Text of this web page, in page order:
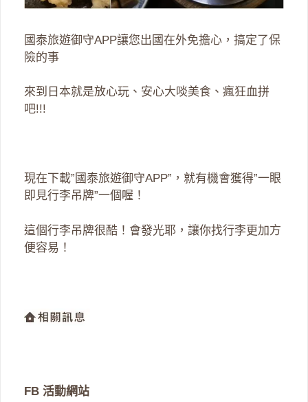
國泰旅遊御守APP讓您出國在外免擔心，搞定了保
險的事
來到日本就是放心玩、安心大啖美食、瘋狂血拼
吧!!!
現在下載”國泰旅遊御守APP”，就有機會獲得”一眼
即見行李吊牌”一個喔！
這個行李吊牌很酷！會發光耶，讓你找行李更加方
便容易！
FB 活動網站